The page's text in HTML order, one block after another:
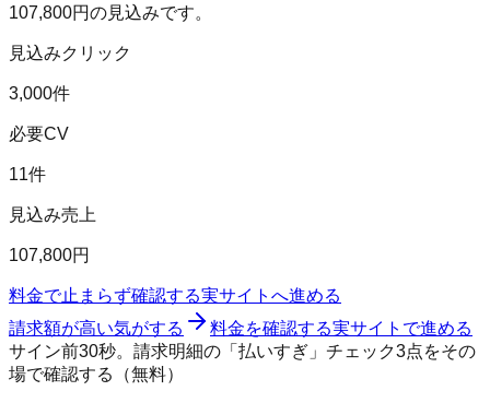
107,800円の見込みです。
見込みクリック
3,000件
必要CV
11件
見込み売上
107,800円
料金で止まらず確認する実サイトへ進める
請求額が高い気がする
料金を確認する実サイトで進める
サイン前30秒。請求明細の「払いすぎ」チェック3点をその
場で確認する（無料）